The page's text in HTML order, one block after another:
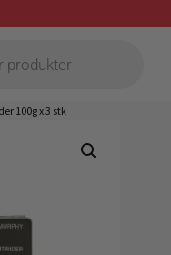
100g x 3 stk